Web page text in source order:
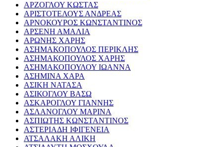
ΑΡΖΟΓΛΟΥ ΚΩΣΤΑΣ
ΑΡΙΣΤΟΤΕΛΟΥΣ ΑΝΔΡΕΑΣ
ΑΡΝΟΚΟΥΡΟΣ ΚΩΝΣΤΑΝΤΙΝΟΣ
ΑΡΣΕΝΗ ΑΜΑΛΙΑ
ΑΡΩΝΗΣ ΧΑΡΗΣ
ΑΣΗΜΑΚΟΠΟΥΛΟΣ ΠΕΡΙΚΛΗΣ
ΑΣΗΜΑΚΟΠΟΥΛΟΣ ΧΑΡΗΣ
ΑΣΗΜΑΚΟΠΟΥΛΟΥ ΙΩΑΝΝΑ
ΑΣΗΜΙΝΑ ΧΑΡΑ
ΑΣΙΚΗ ΝΑΤΑΣΑ
ΑΣΙΚΟΓΛΟΥ ΒΑΣΩ
ΑΣΚΑΡΟΓΛΟΥ ΓΙΑΝΝΗΣ
ΑΣΛΑΝΟΓΛΟΥ ΜΑΡΙΝΑ
ΑΣΠΙΩΤΗΣ ΚΩΝΣΤΑΝΤΙΝΟΣ
ΑΣΤΕΡΙΑΔΗ ΙΦΙΓΕΝΕΙΑ
ΑΤΣΑΛΑΚΗ ΑΛΙΚΗ